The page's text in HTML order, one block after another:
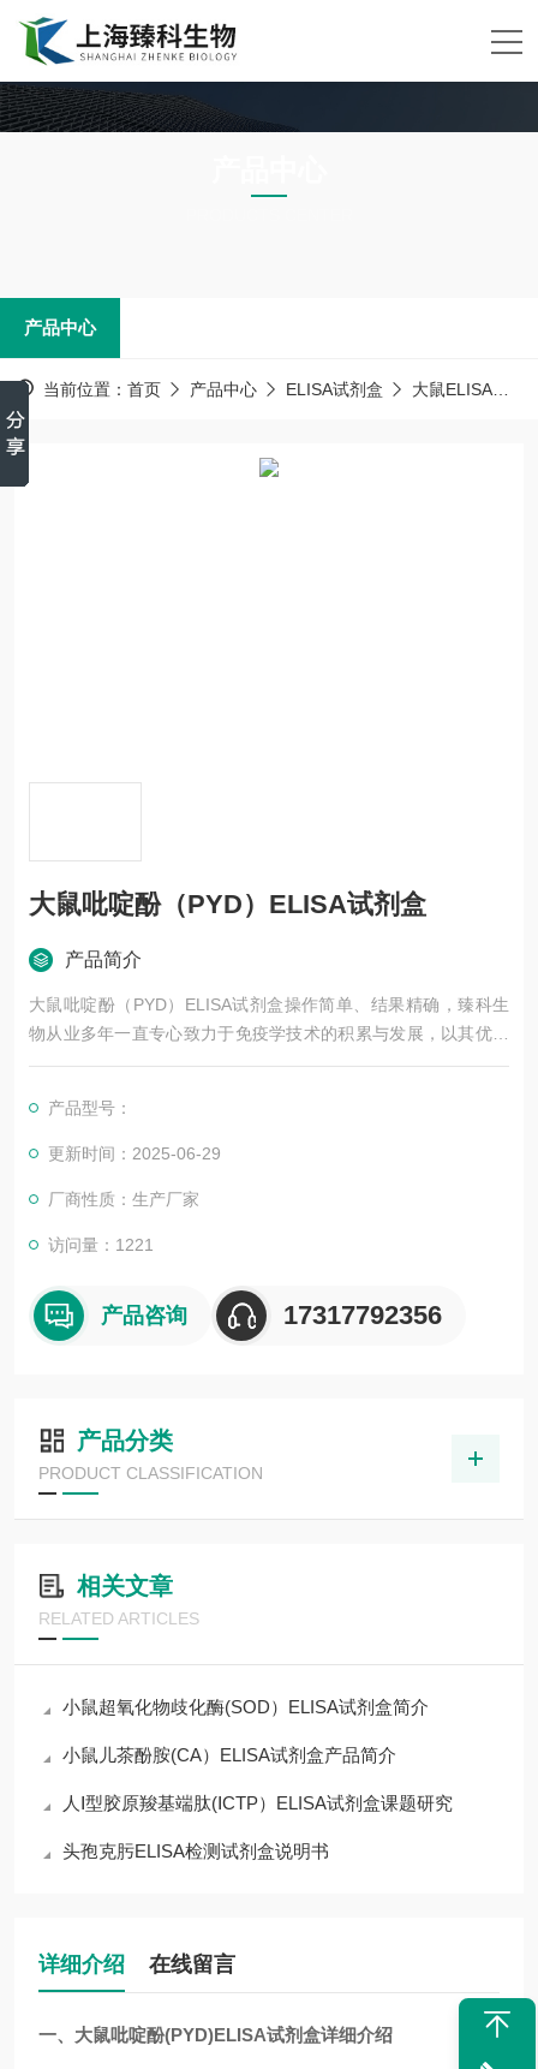
产品中心
当前位置： 首页 产品中心 ELISA试剂盒 大鼠ELISA试剂盒
大鼠吡啶酚（PYD）ELISA试剂盒
产品简介
大鼠吡啶酚（PYD）ELISA试剂盒操作简单、结果精确，臻科生
物从业多年一直专心致力于免疫学技术的积累与发展，以其优质
的产品质量与专业的技术服务，赢得业内广大人士的认可。我司
共同努力合作共赢。
产品型号：
更新时间：2025-06-29
厂商性质：生产厂家
访问量：1221
产品咨询 17317792356
产品分类
PRODUCT CLASSIFICATION
相关文章
RELATED ARTICLES
小鼠超氧化物歧化酶(SOD）ELISA试剂盒简介
小鼠儿茶酚胺(CA）ELISA试剂盒产品简介
人Ⅰ型胶原羧基端肽(ⅠCTP）ELISA试剂盒课题研究
头孢克肟ELISA检测试剂盒说明书
详细介绍 在线留言
一、 大鼠吡啶酚(PYD)ELISA试剂盒详细介绍